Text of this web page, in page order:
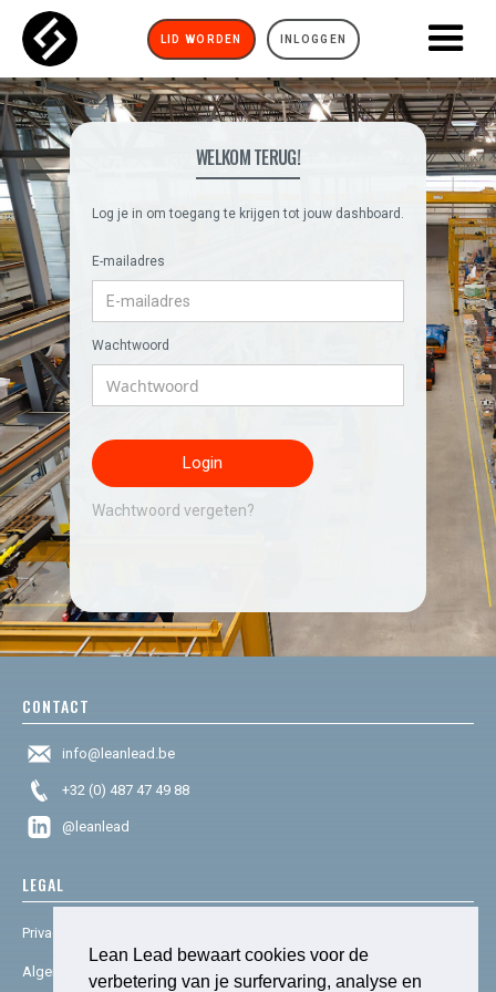
Lean Lead bewaart cookies voor de
verbetering van je surfervaring, analyse en
LID WORDEN INLOGGEN
WELKOM TERUG!
Log je in om toegang te krijgen tot jouw dashboard.
E-mailadres
Wachtwoord
Wachtwoord vergeten?
CONTACT
info@leanlead.be
+32 (0) 487 47 49 88
@leanlead
LEGAL
Privacy & cookies
Algemene voorwaarden